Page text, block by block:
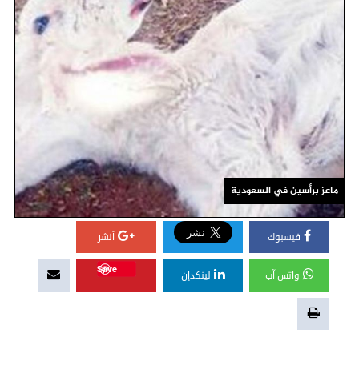
ماعز برأسين في السعودية
فيسبوك أنشر
واتس آب لينكدإن
Save